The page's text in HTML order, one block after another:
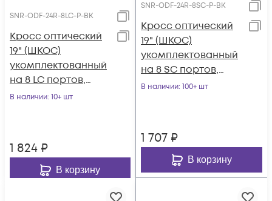
SNR-ODF-24R-8LC-P-BK
Кросс оптический
19" (ШКОС)
укомплектованный
на 8 LC портов,
черный (комплект с
В наличии: 10+ шт
1 824 ₽
В корзину
SNR-ODF-24R-8SC-P-BK
Кросс оптический
19" (ШКОС)
укомплектованный
на 8 SC портов,
черный (комплект с
В наличии: 100+ шт
1 707 ₽
В корзину